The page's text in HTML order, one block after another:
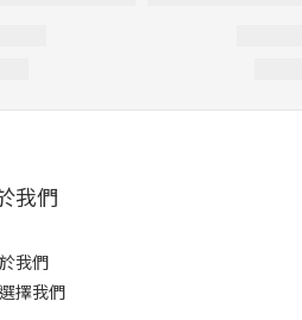
我們
我們
擇我們